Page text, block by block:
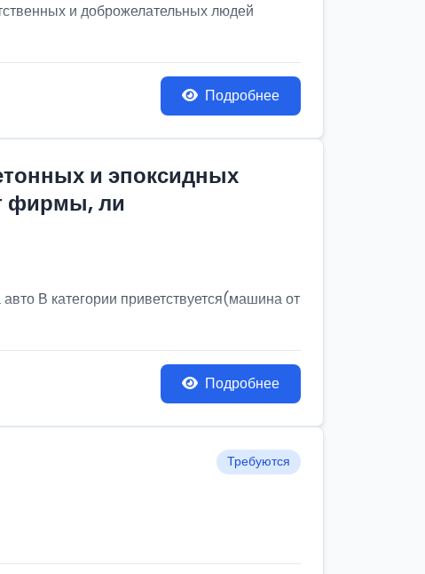
и доброжелательных людей
Подробнее
и эпоксидных
фирмы, ли
В категории приветствуется(машина от
Подробнее
Требуются